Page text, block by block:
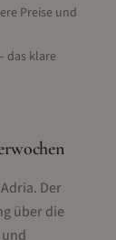
Preise und
das klare
Der
über die